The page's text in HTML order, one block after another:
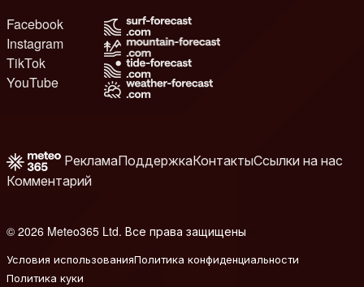
Facebook
Instagram
TikTok
YouTube
РекламаПоддержкаКонтактыСсылки на нас
Комментарий
© 2026 Meteo365 Ltd. Все права защищены
Условия использованияПолитика конфиденциальности
Политика куки